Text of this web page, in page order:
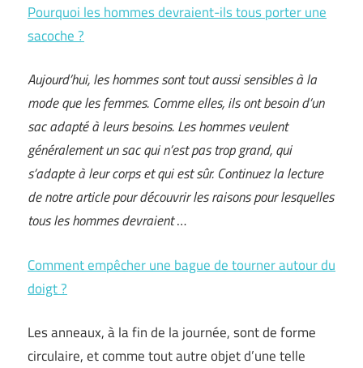
Pourquoi les hommes devraient-ils tous porter une
sacoche ?
Aujourd’hui, les hommes sont tout aussi sensibles à la
mode que les femmes. Comme elles, ils ont besoin d’un
sac adapté à leurs besoins. Les hommes veulent
généralement un sac qui n’est pas trop grand, qui
s’adapte à leur corps et qui est sûr. Continuez la lecture
de notre article pour découvrir les raisons pour lesquelles
tous les hommes devraient…
Comment empêcher une bague de tourner autour du
doigt ?
Les anneaux, à la fin de la journée, sont de forme
circulaire, et comme tout autre objet d’une telle